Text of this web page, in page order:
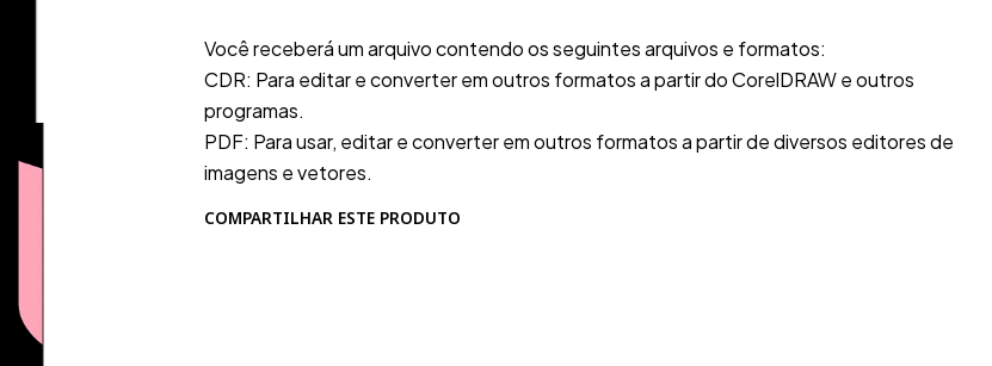
Você receberá um arquivo contendo os seguintes arquivos e formatos:
CDR: Para editar e converter em outros formatos a partir do CorelDRAW e outros
programas.
PDF: Para usar, editar e converter em outros formatos a partir de diversos editores de
imagens e vetores.
COMPARTILHAR ESTE PRODUTO